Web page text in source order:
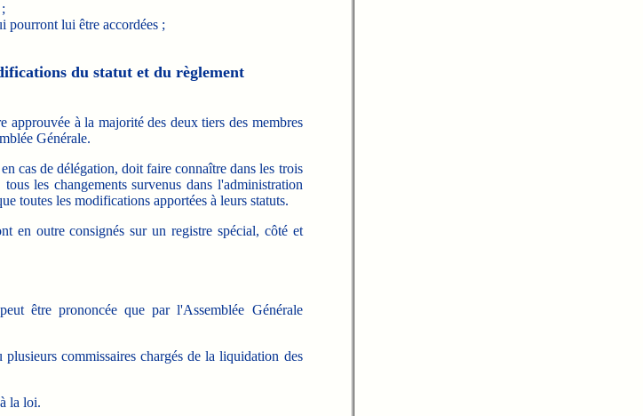
pourront lui être accordées ;
du statut et du règlement
approuvée à la majorité des deux tiers des membres
Générale.
cas de délégation, doit faire connaître dans les trois
les changements survenus dans l'administration
toutes les modifications apportées à leurs statuts.
en outre consignés sur un registre spécial, côté et
être prononcée que par l'Assemblée Générale
commissaires chargés de la liquidation des
la loi.